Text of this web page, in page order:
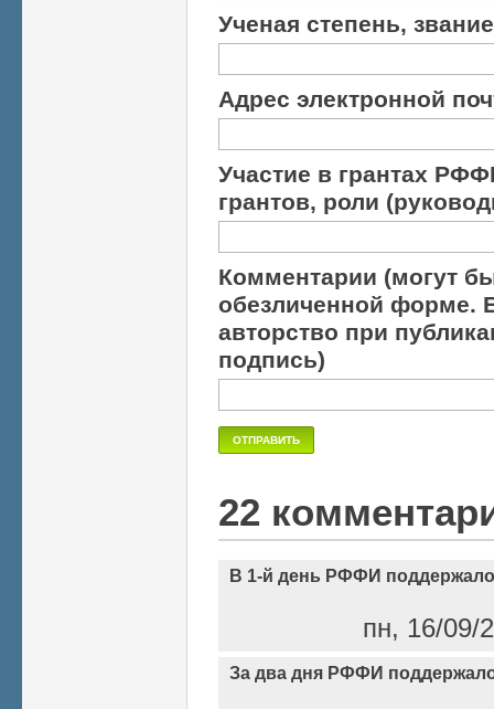
Ученая степень, звание
Адрес электронной
Участие в грантах
грантов, роли
Комментарии (могут
обезличенной форме.
авторство при
подпись)
22
В 1-й день РФФИ поддержало
пн, 16/09/
За два дня РФФИ поддержало